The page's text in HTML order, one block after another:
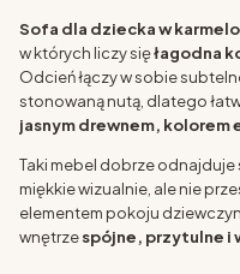
Sofa dla dziecka w
w których liczy sięłagodna
Odcień łączy w sobie
stonowaną nutą, dlatego
jasnym drewnem, kolorem
Taki mebel dobrze odnajduje
miękkie wizualnie, ale nie
elementem pokoju
wnętrzespójne, przytulne i